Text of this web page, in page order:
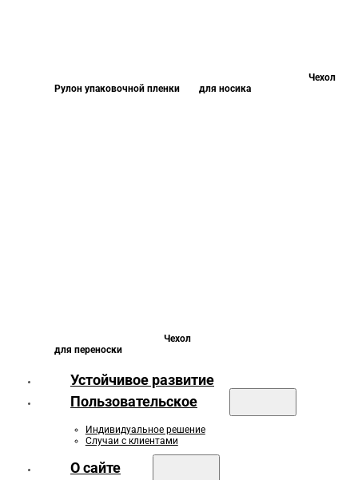
Рулон упаковочной пленки
Чехол
для носика
Чехол
для переноски
Устойчивое развитие
Пользовательское
Индивидуальное решение
Случаи с клиентами
О сайте